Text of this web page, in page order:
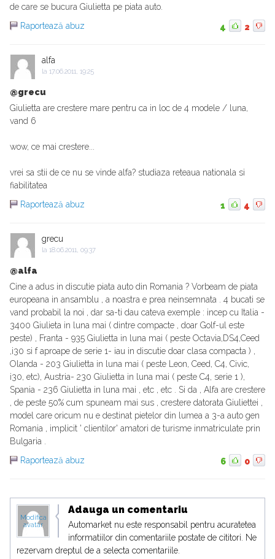
de care se bucura Giulietta pe piata auto.
Raportează abuz
4 2
alfa
la 17.06.2011, 19:25
@grecu
Giulietta are crestere mare pentru ca in loc de 4 modele / luna,
vand 6
wow, ce mai crestere...
vrei sa stii de ce nu se vinde alfa? studiaza reteaua nationala si
fiabilitatea
Raportează abuz
1 4
grecu
la 18.06.2011, 09:37
@alfa
Cine a adus in discutie piata auto din Romania ? Vorbeam de piata
europeana in ansamblu , a noastra e prea neinsemnata . 4 bucati se
vand probabil la noi , dar sa-ti dau cateva exemple : incep cu Italia -
3400 Giulieta in luna mai ( dintre compacte , doar Golf-ul este
peste) , Franta - 935 Giulietta in luna mai ( peste Octavia,DS4,Ceed
,i30 si f aproape de serie 1- iau in discutie doar clasa compacta ) ,
Olanda - 203 Giulietta in luna mai ( peste Leon, Ceed, C4, Civic,
i30, etc), Austria- 230 Giulietta in luna mai ( peste C4, serie 1 ),
Spania - 236 Giulietta in luna mai , etc , etc . Si da , Alfa are crestere
, de peste 50% cum spuneam mai sus , crestere datorata Giuliettei ,
model care oricum nu e destinat pietelor din lumea a 3-a auto gen
Romania , implicit ' clientilor' amatori de turisme inmatriculate prin
Bulgaria .
Raportează abuz
6 0
Modifica
avatar
Adauga un comentariu
Automarket nu este responsabil pentru acuratetea
informatiilor din comentariile postate de cititori. Ne
rezervam dreptul de a selecta comentariile.